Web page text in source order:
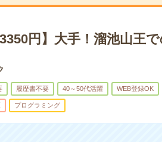
円】大手！溜池山王
履歴書不要 40～50代活躍 WEB登録OK
プログラミング